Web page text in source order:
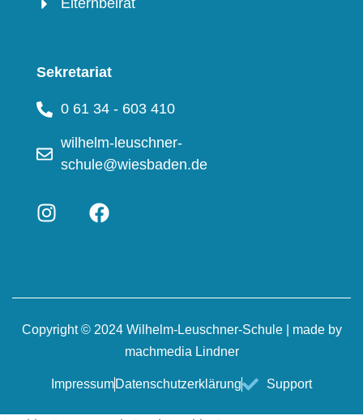
Elternbeirat
Sekretariat
0 61 34 - 603 410
wilhelm-leuschner-
schule@wiesbaden.de
Copyright © 2024 Wilhelm-Leuschner-Schule | made by
machmedia Lindner
ImpressumDatenschutzerklärung Support